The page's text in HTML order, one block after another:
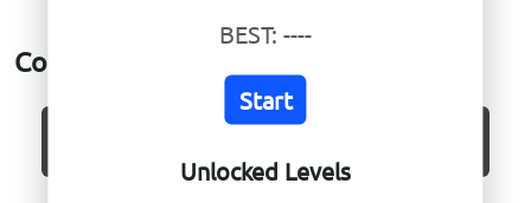
Coreball – Gioco di Precisione Online
BEST: ----
Start
Unlocked Levels